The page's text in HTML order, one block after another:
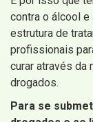
contra o álcool
estrutura de
profissionais
curar através da
drogados.
Para se